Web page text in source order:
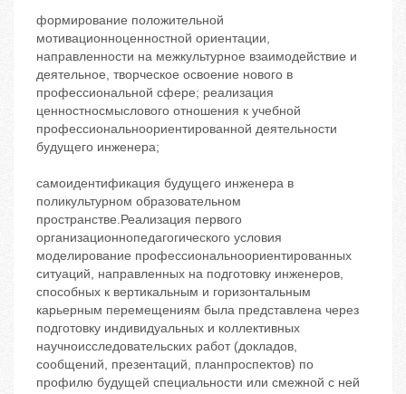
формирование положительной
мотивационноценностной ориентации,
направленности на межкультурное взаимодействие и
деятельное, творческое освоение нового в
профессиональной сфере; реализация
ценностносмыслового отношения к учебной
профессиональноориентированной деятельности
будущего инженера;
самоидентификация будущего инженера в
поликультурном образовательном
пространстве.Реализация первого
организационнопедагогического условия
‬моделирование профессиональноориентированных
ситуаций, направленных на подготовку инженеров,
способных к вертикальным и горизонтальным
карьерным перемещениям была представлена через
подготовку индивидуальных и коллективных
научноисследовательских работ (докладов,
сообщений, презентаций, планпроспектов) по
профилю будущей специальности или смежной с ней